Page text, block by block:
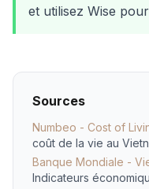
et utilisez Wise
Sources
Numbeo - Cost of
coût de la vie au
Banque Mondiale -
Indicateurs